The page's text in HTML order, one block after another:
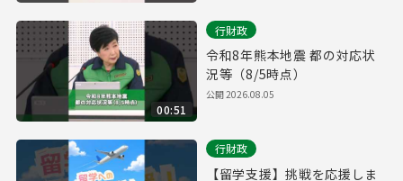
00:51
行財政
令和8年熊本地震 都の対応状
況等（8/5時点）
公開2026.08.05
行財政
【留学支援】挑戦を応援しま